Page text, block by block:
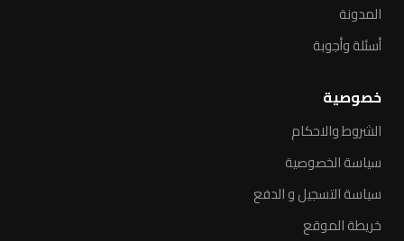
المدونة
أسئلة وأجوبة
خصوصية
الشروط والاحكام
سياسة الخصوصية
سياسة التسجيل و الدفع
خريطة الموقع